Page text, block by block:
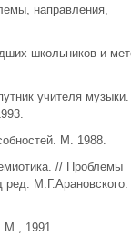
направления,
школьников и
учителя музыки.
М. 1988.
// Проблемы
ред.
М., 1991.